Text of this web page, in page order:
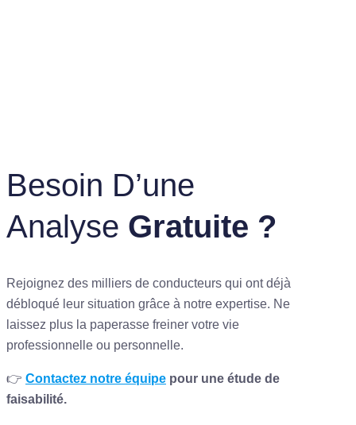
Besoin D’une
Analyse Gratuite ?
Rejoignez des milliers de conducteurs qui ont déjà
débloqué leur situation grâce à notre expertise. Ne
laissez plus la paperasse freiner votre vie
professionnelle ou personnelle.
👉 Contactez notre équipe pour une étude de
faisabilité.